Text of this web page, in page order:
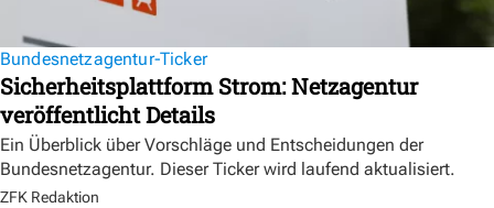
Bundesnetzagentur-Ticker
Sicherheitsplattform Strom: Netzagentur
veröffentlicht Details
Ein Überblick über Vorschläge und Entscheidungen der
Bundesnetzagentur. Dieser Ticker wird laufend aktualisiert.
ZFK Redaktion